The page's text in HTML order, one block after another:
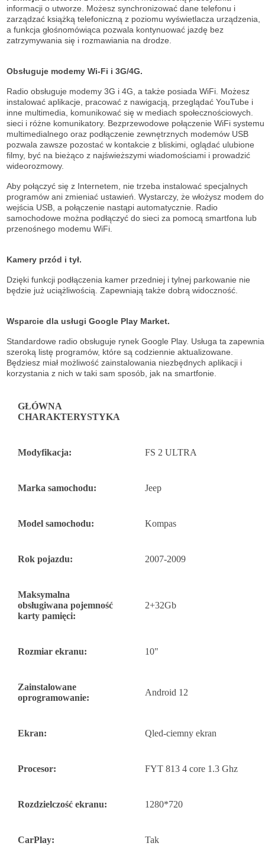
informacji o utworze. Możesz synchronizować dane telefonu i
zarządzać książką telefoniczną z poziomu wyświetlacza urządzenia,
a funkcja głośnomówiąca pozwala kontynuować jazdę bez
zatrzymywania się i rozmawiania na drodze.
Obsługuje modemy Wi-Fi i 3G/4G.
Radio obsługuje modemy 3G i 4G, a także posiada WiFi. Możesz
instalować aplikacje, pracować z nawigacją, przeglądać YouTube i
inne multimedia, komunikować się w mediach społecznościowych.
sieci i różne komunikatory. Bezprzewodowe połączenie WiFi systemu
multimedialnego oraz podłączenie zewnętrznych modemów USB
pozwala zawsze pozostać w kontakcie z bliskimi, oglądać ulubione
filmy, być na bieżąco z najświeższymi wiadomościami i prowadzić
wideorozmowy.
Aby połączyć się z Internetem, nie trzeba instalować specjalnych
programów ani zmieniać ustawień. Wystarczy, że włożysz modem do
wejścia USB, a połączenie nastąpi automatycznie. Radio
samochodowe można podłączyć do sieci za pomocą smartfona lub
przenośnego modemu WiFi.
Kamery przód i tył.
Dzięki funkcji podłączenia kamer przedniej i tylnej parkowanie nie
będzie już uciążliwością. Zapewniają także dobrą widoczność.
Wsparcie dla usługi Google Play Market.
Standardowe radio obsługuje rynek Google Play. Usługa ta zapewnia
szeroką listę programów, które są codziennie aktualizowane.
Będziesz miał możliwość zainstalowania niezbędnych aplikacji i
korzystania z nich w taki sam sposób, jak na smartfonie.
GŁÓWNA
CHARAKTERYSTYKA
Modyfikacja: FS 2 ULTRA
Marka samochodu: Jeep
Model samochodu: Kompas
Rok pojazdu: 2007-2009
Maksymalna
obsługiwana pojemność
karty pamięci:
2+32Gb
Rozmiar ekranu: 10"
Zainstalowane
oprogramowanie:
Android 12
Ekran: Qled-ciemny ekran
Procesor: FYT 813 4 core 1.3 Ghz
Rozdzielczość ekranu: 1280*720
CarPlay: Tak